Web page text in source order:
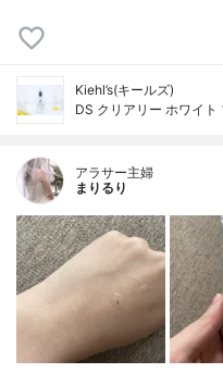
Kiehl’s(キールズ)
DS クリアリー ホワイト
アラサー主婦
まりるり